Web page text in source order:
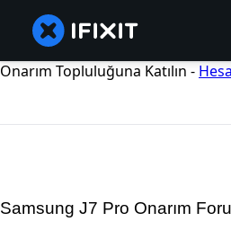
Onarım Topluluğuna Katılın -
Samsung J7 Pro Onarım